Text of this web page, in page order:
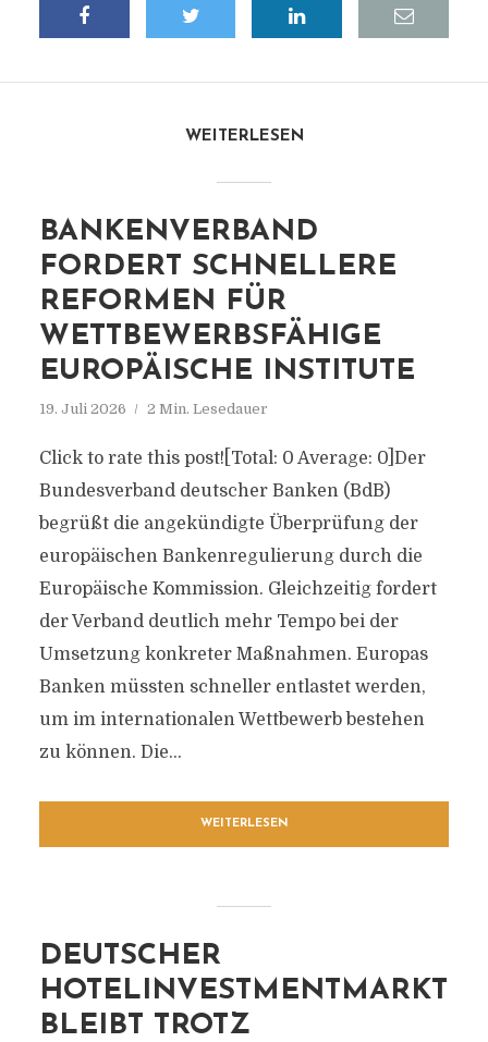
WEITERLESEN
BANKENVERBAND
FORDERT SCHNELLERE
REFORMEN FÜR
WETTBEWERBSFÄHIGE
EUROPÄISCHE INSTITUTE
19. Juli 2026 2 Min. Lesedauer
Click to rate this post![Total: 0 Average: 0]Der
Bundesverband deutscher Banken (BdB)
begrüßt die angekündigte Überprüfung der
europäischen Bankenregulierung durch die
Europäische Kommission. Gleichzeitig fordert
der Verband deutlich mehr Tempo bei der
Umsetzung konkreter Maßnahmen. Europas
Banken müssten schneller entlastet werden,
um im internationalen Wettbewerb bestehen
zu können. Die...
WEITERLESEN
DEUTSCHER
HOTELINVESTMENTMARKT
BLEIBT TROTZ